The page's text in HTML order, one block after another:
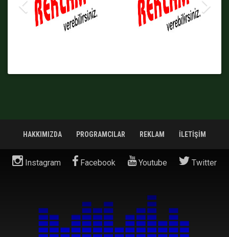
HAKKIMIZDA PROGRAMCILAR REKLAM İLETİŞİM
Instagram Facebook Youtube Twitter